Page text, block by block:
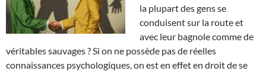
la plupart des gens se
conduisent sur la route et
avec leur bagnole comme de
véritables sauvages ? Si on ne possède pas de réelles
connaissances psychologiques, on est en effet en droit de se